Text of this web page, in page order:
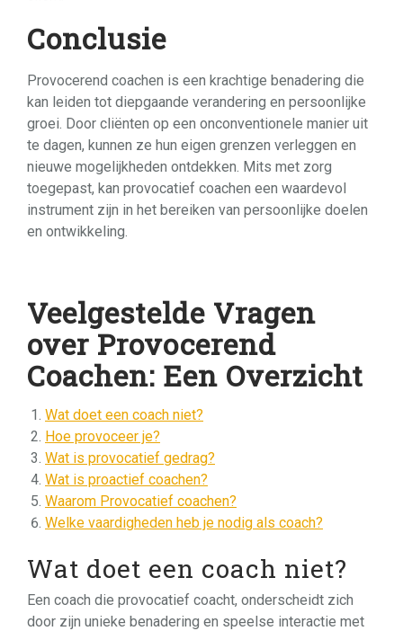
Conclusie
Provocerend coachen is een krachtige benadering die
kan leiden tot diepgaande verandering en persoonlijke
groei. Door cliënten op een onconventionele manier uit
te dagen, kunnen ze hun eigen grenzen verleggen en
nieuwe mogelijkheden ontdekken. Mits met zorg
toegepast, kan provocatief coachen een waardevol
instrument zijn in het bereiken van persoonlijke doelen
en ontwikkeling.
Veelgestelde Vragen
over Provocerend
Coachen: Een Overzicht
Wat doet een coach niet?
Hoe provoceer je?
Wat is provocatief gedrag?
Wat is proactief coachen?
Waarom Provocatief coachen?
Welke vaardigheden heb je nodig als coach?
Wat doet een coach niet?
Een coach die provocatief coacht, onderscheidt zich
door zijn unieke benadering en speelse interactie met